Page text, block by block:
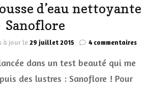
d’eau nettoyante
Sanoflore
à jour le29 juillet 2015 4 commentairessur
dans un test beauté qui me
des lustres : Sanoflore ! Pour